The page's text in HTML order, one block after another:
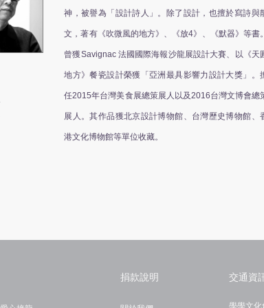
神，被譽為「設計詩人」。除了設計，也擅於寫詩與
文，著有《吹微風的地方》、《放4》、《默器》等書。
曾獲Savignac 法國國際海報沙龍展設計大賽、以《天
地方》餐瓷設計榮獲「亞洲最具影響力設計大獎」。
任2015年台灣美食展總策展人以及2016台灣文博會總
展人。其作品獲北京設計博物館、台灣歷史博物館、
港文化博物館等單位收藏。
捐款說明 交通資
學學文化